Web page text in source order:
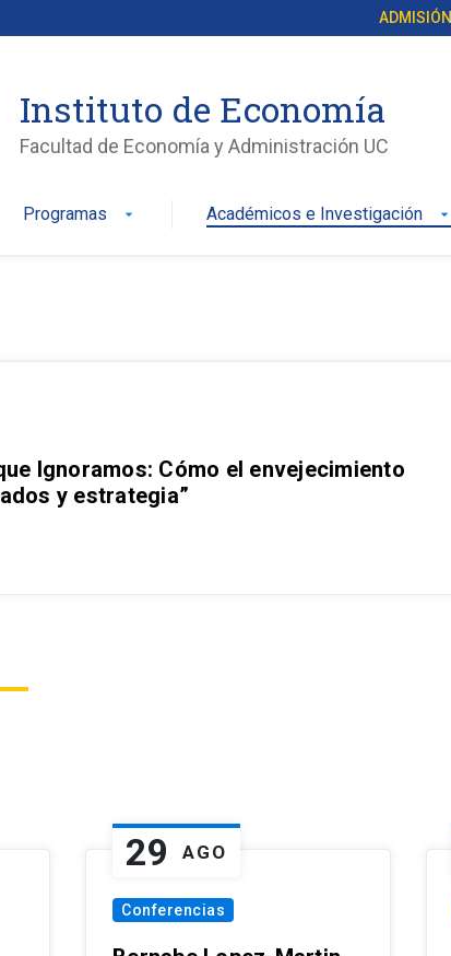
ADMISIÓN
Instituto de Economía
Facultad de Economía y Administración UC
Programas arrow_drop_down Académicos e Investigación arrow_drop_down
Ignoramos: Cómo el envejecimiento
y estrategia”
29 AGO
Conferencias